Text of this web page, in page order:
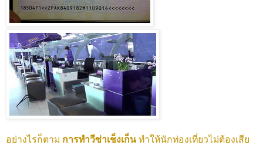
อย่างไรก็ตาม การทำวีซ่าเช็งเก็น ทำให้นักท่องเที่ยวไม่ต้องเสีย